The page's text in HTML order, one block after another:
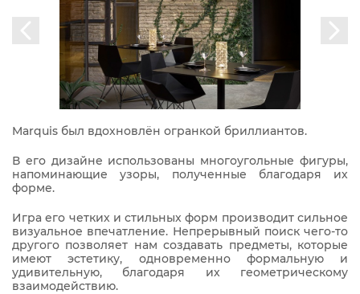
Marquis был вдохновлён огранкой бриллиантов.
В его дизайне использованы многоугольные фигуры,
напоминающие узоры, полученные благодаря их
форме.
Игра его четких и стильных форм производит сильное
визуальное впечатление. Непрерывный поиск чего-то
другого позволяет нам создавать предметы, которые
имеют эстетику, одновременно формальную и
удивительную, благодаря их геометрическому
взаимодействию.